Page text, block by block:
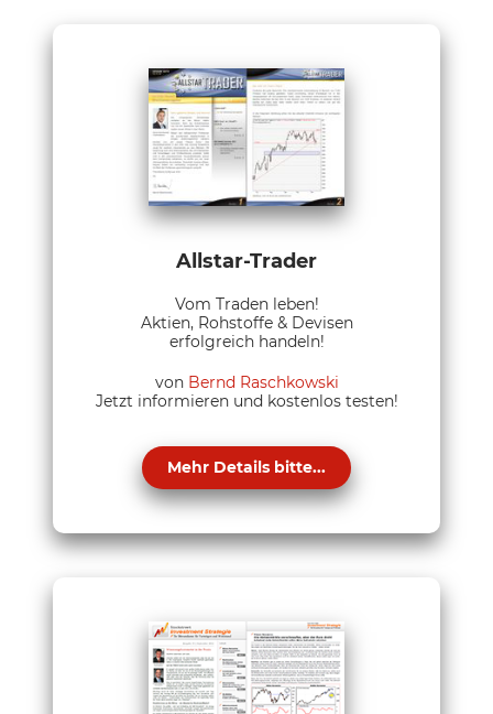
Allstar-Trader
Vom Traden leben!
Aktien, Rohstoffe & Devisen
erfolgreich handeln!
von Bernd Raschkowski
Jetzt informieren und kostenlos testen!
Mehr Details bitte...